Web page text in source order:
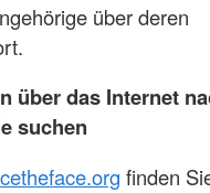
über deren
über das Internet
suchen
finden